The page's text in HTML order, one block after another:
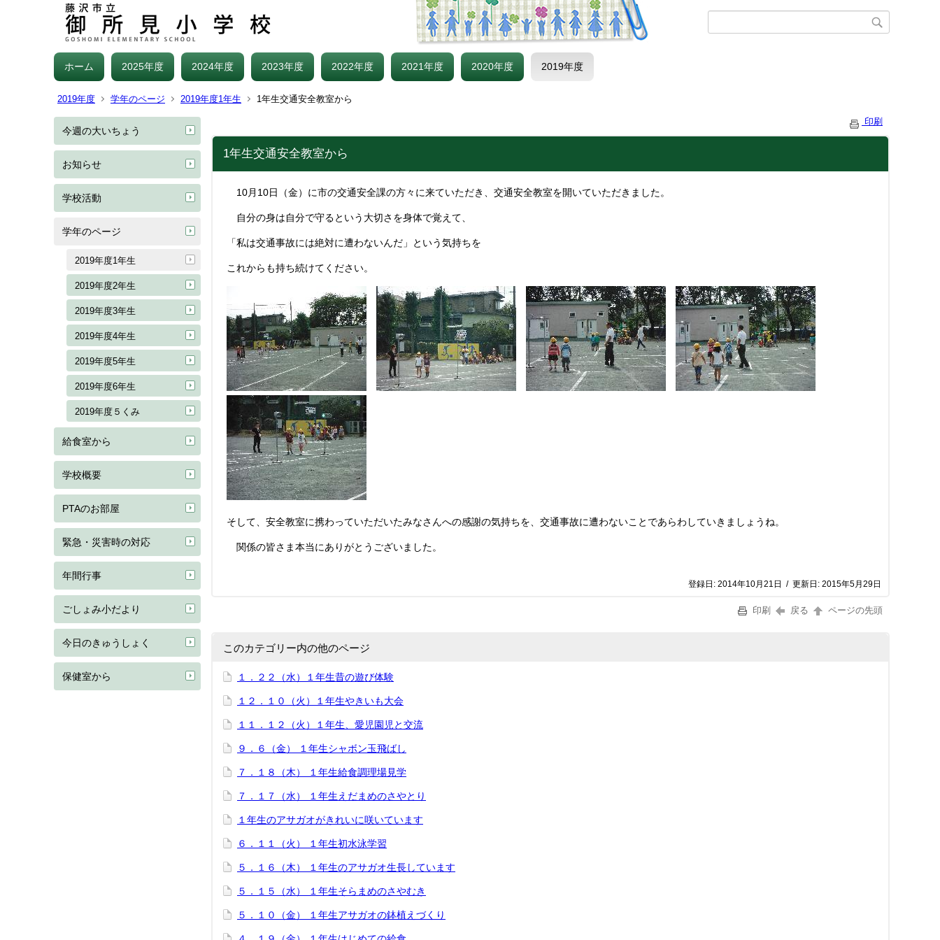
ホーム 2025年度 2024年度 2023年度 2022年度 2021年度 2020年度 2019年度
2019年度 学年のページ 2019年度1年生 1年生交通安全教室から
今週の大いちょう
お知らせ
学校活動
学年のページ
2019年度1年生
2019年度2年生
2019年度3年生
2019年度4年生
2019年度5年生
2019年度6年生
2019年度５くみ
給食室から
学校概要
PTAのお部屋
緊急・災害時の対応
年間行事
ごしょみ小だより
今日のきゅうしょく
保健室から
印刷
1年生交通安全教室から
10月10日（金）に市の交通安全課の方々に来ていただき、交通安全教室を開いていただきました。
自分の身は自分で守るという大切さを身体で覚えて、
「私は交通事故には絶対に遭わないんだ」という気持ちを
これからも持ち続けてください。
そして、安全教室に携わっていただいたみなさんへの感謝の気持ちを、交通事故に遭わないことであらわしていきましょうね。
関係の皆さま本当にありがとうございました。
登録日: 2014年10月21日 / 更新日: 2015年5月29日
印刷 戻る ページの先頭
このカテゴリー内の他のページ
１．２２（水）１年生昔の遊び体験
１２．１０（火）１年生やきいも大会
１１．１２（火）１年生、愛児園児と交流
９．６（金） １年生シャボン玉飛ばし
７．１８（木） １年生給食調理場見学
７．１７（水） １年生えだまめのさやとり
１年生のアサガオがきれいに咲いています
６．１１（火） １年生初水泳学習
５．１６（木） １年生のアサガオ生長しています
５．１５（水） １年生そらまめのさやむき
５．１０（金） １年生アサガオの鉢植えづくり